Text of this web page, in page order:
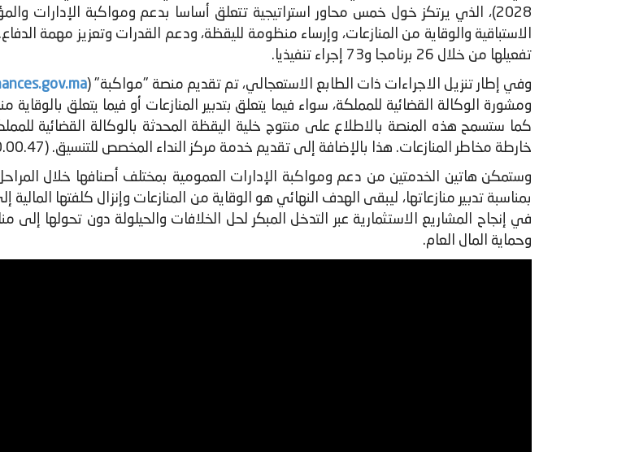
2028)، الذي يرتكز خول خمس محاور استراتيجية تتعلق أساسا بدعم ومواكبة الإدارات
الاستباقية والوقاية من المنازعات، وإرساء منظومة لليقظة، ودعم القدرات وتعزيز مهمة
تفعيلها من خلال 26 برنامجا و73 إجراء تنفيذيا.
وفي إطار تنزيل الاجراءات ذات الطابع الاستعجالي، تم تقديم منصة "مواكبة" (
ومشورة الوكالة القضائية للمملكة، سواء فيما يتعلق بتدبير المنازعات أو فيما يتعلق
كما ستسمح هذه المنصة بالاطلاع على منتوج خلية اليقظة المحدثة بالوكالة القضائية
خارطة مخاطر المنازعات. هذا بالإضافة إلى تقديم خدمة مركز النداء المخصص للتنسيق. (212.5.30.40.00.47+)
وستمكن هاتين الخدمتين من دعم ومواكبة الإدارات العمومية بمختلف أصنافها خلال المراحل
بمناسبة تدبير منازعاتها، ليبقى الهدف النهائي هو الوقاية من المنازعات وإنزال كلفتها
في إنجاح المشاريع الاستثمارية عبر التدخل المبكر لحل الخلافات والحيلولة دون تحولها
وحماية المال العام.